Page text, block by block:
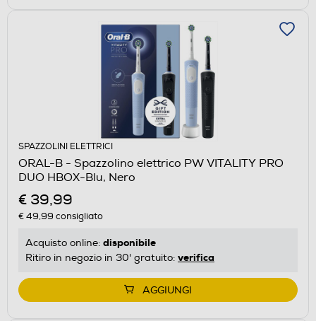
SPAZZOLINI ELETTRICI
ORAL-B - Spazzolino elettrico PW VITALITY PRO
DUO HBOX-Blu, Nero
€ 39,99
€ 49,99 consigliato
Acquisto online: disponibile
Ritiro in negozio in 30' gratuito: verifica
AGGIUNGI